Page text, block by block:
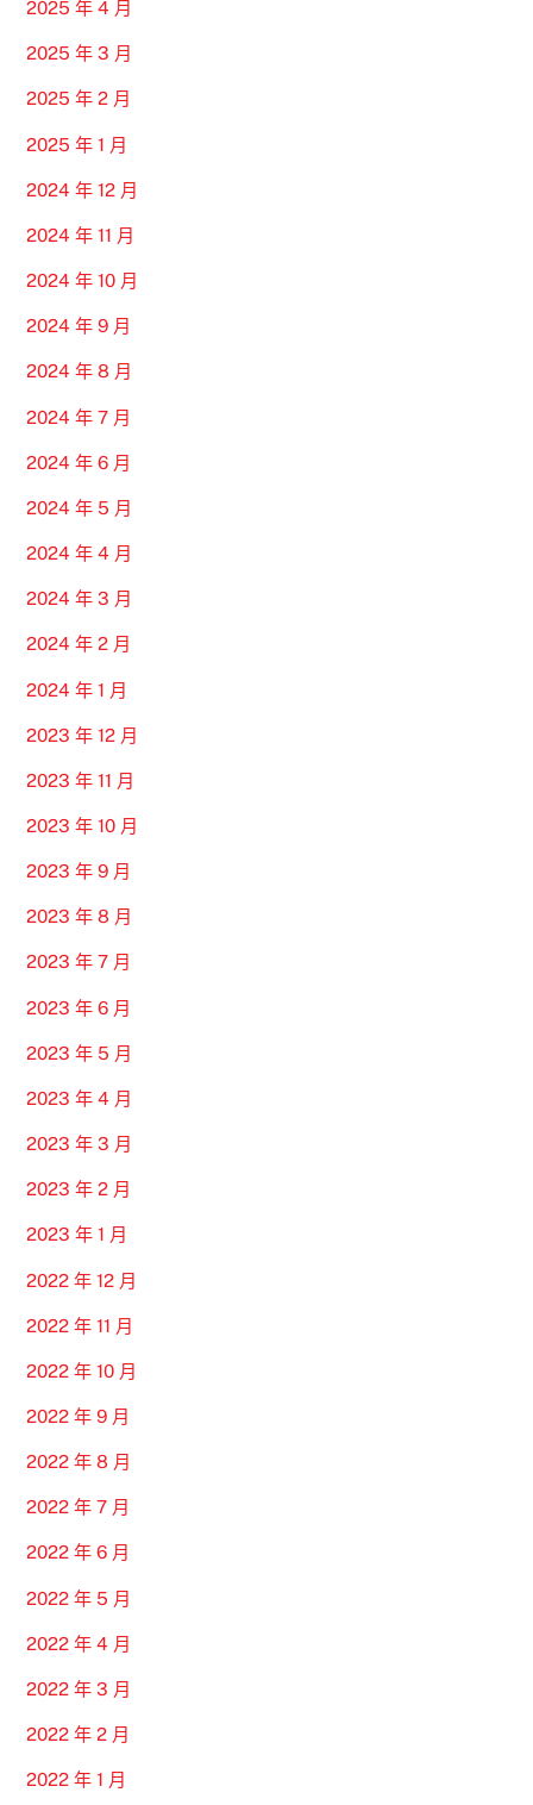
2025 年 4 月
2025 年 3 月
2025 年 2 月
2025 年 1 月
2024 年 12 月
2024 年 11 月
2024 年 10 月
2024 年 9 月
2024 年 8 月
2024 年 7 月
2024 年 6 月
2024 年 5 月
2024 年 4 月
2024 年 3 月
2024 年 2 月
2024 年 1 月
2023 年 12 月
2023 年 11 月
2023 年 10 月
2023 年 9 月
2023 年 8 月
2023 年 7 月
2023 年 6 月
2023 年 5 月
2023 年 4 月
2023 年 3 月
2023 年 2 月
2023 年 1 月
2022 年 12 月
2022 年 11 月
2022 年 10 月
2022 年 9 月
2022 年 8 月
2022 年 7 月
2022 年 6 月
2022 年 5 月
2022 年 4 月
2022 年 3 月
2022 年 2 月
2022 年 1 月